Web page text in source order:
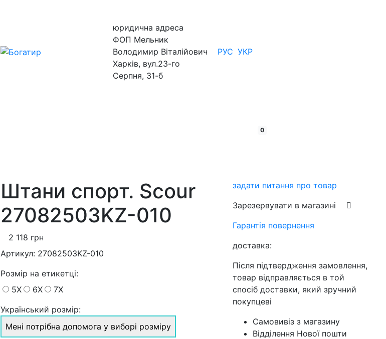
юридична адреса
ФОП Мельник
Володимир Віталійович
Харків, вул.23-го
Серпня, 31-б
РУС УКР
0
Штани спорт. Scour
27082503KZ-010
2 118 грн
Артикул: 27082503KZ-010
Розмiр на етикетці:
5X
6X
7X
Український розмір:
Мені потрібна допомога у виборі розміру
задати питання про товар
Зарезервувати в магазині
Гарантія повернення
доставка:
Після підтвердження замовлення,
товар відправляється в той
спосіб доставки, який зручний
покупцеві
Самовивіз з магазину
Відділення Нової пошти